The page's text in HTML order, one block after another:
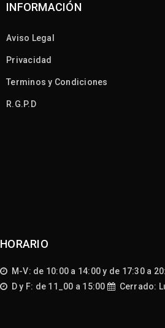
INFORMACIÓN
Aviso Legal
Privacidad
Terminos y Condiciones
R.G.P.D
HORARIO
M-V: de 10:00 a 14:00 y de 17:30 a
D y F: de 11_00 a 15:00
Cerrado: